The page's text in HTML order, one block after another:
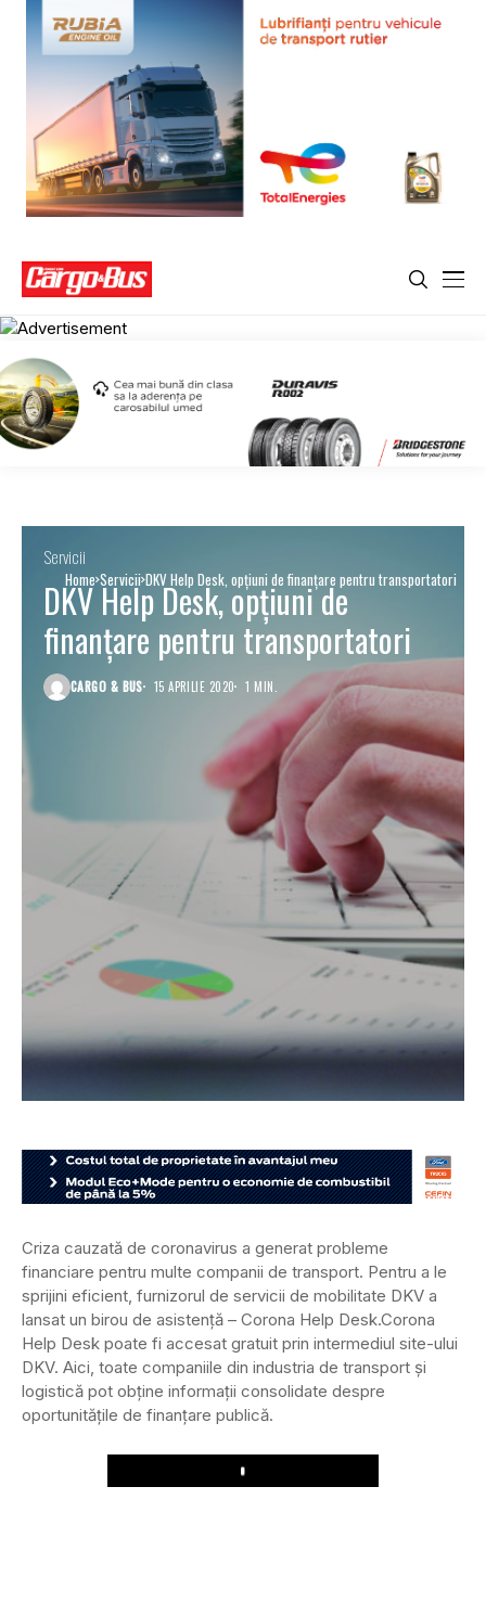
Home Servicii DKV Help Desk, opțiuni de finanțare pentru transportatori
Servicii
DKV Help Desk, opțiuni de
finanțare pentru transportatori
CARGO & BUS 15 APRILIE 2020 1 MIN.
Criza cauzată de coronavirus a generat probleme
financiare pentru multe companii de transport. Pentru a le
sprijini eficient, furnizorul de servicii de mobilitate DKV a
lansat un birou de asistență – Corona Help Desk.Corona
Help Desk poate fi accesat gratuit prin intermediul site-ului
DKV. Aici, toate companiile din industria de transport și
logistică pot obține informații consolidate despre
oportunitățile de finanțare publică.
Play